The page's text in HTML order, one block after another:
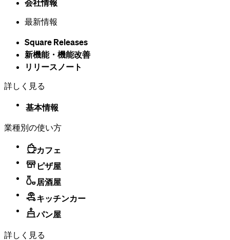
会社情報
最新情報
Square Releases
新機能・機能改善
リリースノート
詳しく見る
基本情報
業種別の使い方
カフェ
ピザ屋
居酒屋
キッチンカー
パン屋
詳しく見る